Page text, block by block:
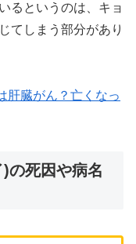
るというのは、キョ
てしまう部分があり
肝臓がん？亡くなっ
の死因や病名